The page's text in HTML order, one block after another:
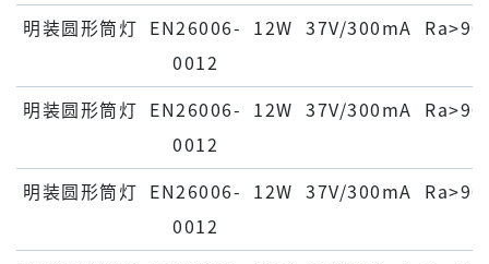
明装圆形筒灯
EN26006-
0012
12W 37V/300mA Ra>90
明装圆形筒灯
EN26006-
0012
12W 37V/300mA Ra>90
明装圆形筒灯
EN26006-
0012
12W 37V/300mA Ra>90